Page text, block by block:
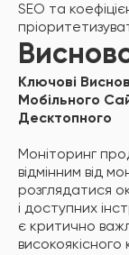
SEO та
Ключові
Мобільного
Десктопного
Моніторинг
відмінним від
розглядатися
і доступних
є критично
високоякісного